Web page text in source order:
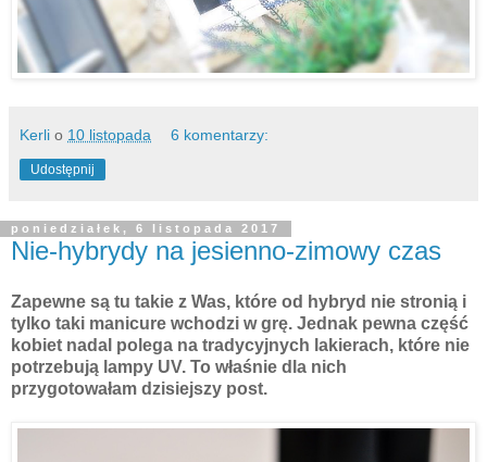
Kerli o 10 listopada 6 komentarzy:
Udostępnij
poniedziałek, 6 listopada 2017
Nie-hybrydy na jesienno-zimowy czas
Zapewne są tu takie z Was, które od hybryd nie stronią i
tylko taki manicure wchodzi w grę. Jednak pewna część
kobiet nadal polega na tradycyjnych lakierach, które nie
potrzebują lampy UV. To właśnie dla nich
przygotowałam dzisiejszy post.